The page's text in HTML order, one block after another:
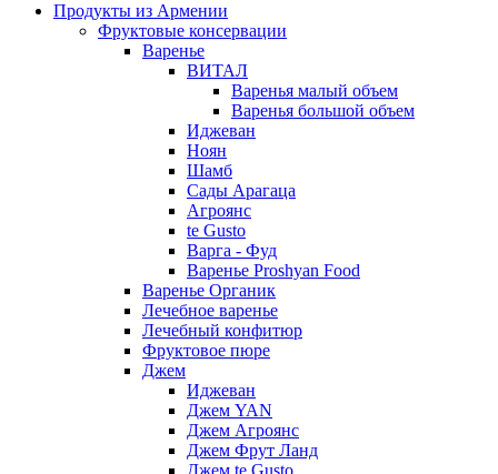
Продукты из Армении
Фруктовые консервации
Варенье
ВИТАЛ
Варенья малый объем
Варенья большой объем
Иджеван
Ноян
Шамб
Сады Арагаца
Агроянс
te Gusto
Варга - Фуд
Варенье Proshyan Food
Варенье Органик
Лечебное варенье
Лечебный конфитюр
Фруктовое пюре
Джем
Иджеван
Джем YAN
Джем Агроянс
Джем Фрут Ланд
Джем te Gusto